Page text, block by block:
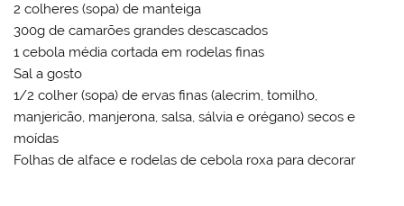
2 colheres (sopa) de manteiga
300g de camarões grandes descascados
1 cebola média cortada em rodelas finas
Sal a gosto
1/2 colher (sopa) de ervas finas (alecrim, tomilho,
manjericão, manjerona, salsa, sálvia e orégano) secos e
moídas
Folhas de alface e rodelas de cebola roxa para decorar